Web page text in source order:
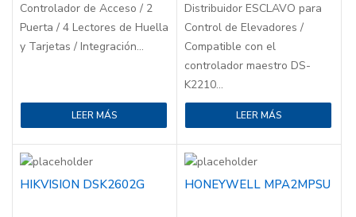
Controlador de Acceso / 2
Puerta / 4 Lectores de Huella
y Tarjetas / Integración...
LEER MÁS
Distribuidor ESCLAVO para
Control de Elevadores /
Compatible con el
controlador maestro DS-
K2210...
LEER MÁS
HIKVISION DSK2602G HONEYWELL MPA2MPSU